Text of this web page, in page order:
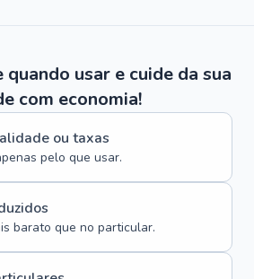
quando usar e cuide da sua
com economia!
ou taxas
pelo que usar.
barato que no particular.